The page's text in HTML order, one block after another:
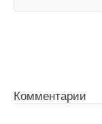
Комментарии